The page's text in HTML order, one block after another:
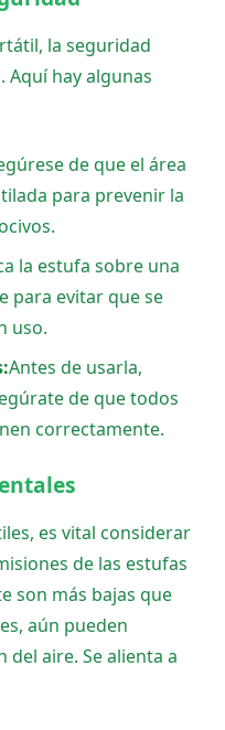
la seguridad
Aquí hay algunas
de que el área
para prevenir la
la estufa sobre una
para evitar que se
uso.
Antes de usarla,
de que todos
correctamente.
es vital considerar
de las estufas
son más bajas que
aún pueden
aire. Se alienta a